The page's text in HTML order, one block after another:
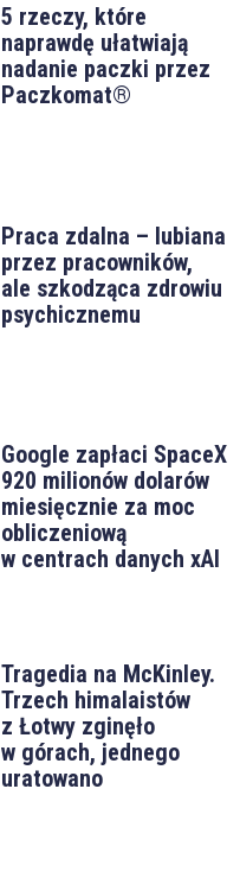
5 rzeczy, które
naprawdę ułatwiają
nadanie paczki przez
Paczkomat®
Praca zdalna – lubiana
przez pracowników,
ale szkodząca zdrowiu
psychicznemu
Google zapłaci SpaceX
920 milionów dolarów
miesięcznie za moc
obliczeniową
w centrach danych xAI
Tragedia na McKinley.
Trzech himalaistów
z Łotwy zginęło
w górach, jednego
uratowano